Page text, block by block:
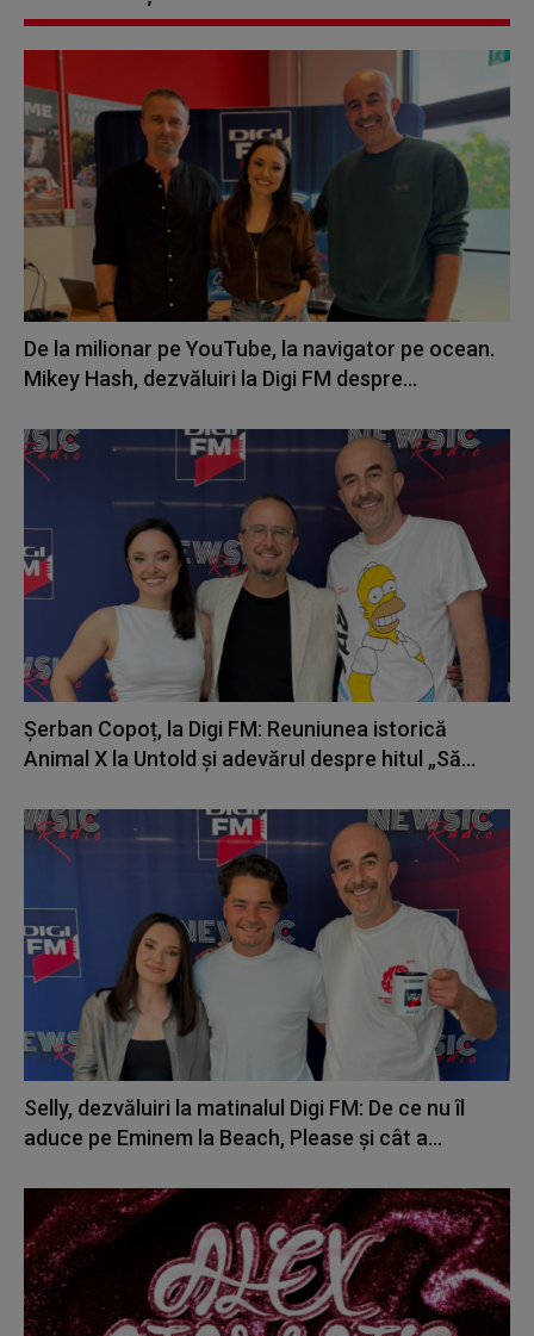
De la milionar pe YouTube, la navigator pe ocean.
Mikey Hash, dezvăluiri la Digi FM despre...
Șerban Copoț, la Digi FM: Reuniunea istorică
Animal X la Untold și adevărul despre hitul „Să...
Selly, dezvăluiri la matinalul Digi FM: De ce nu îl
aduce pe Eminem la Beach, Please și cât a...